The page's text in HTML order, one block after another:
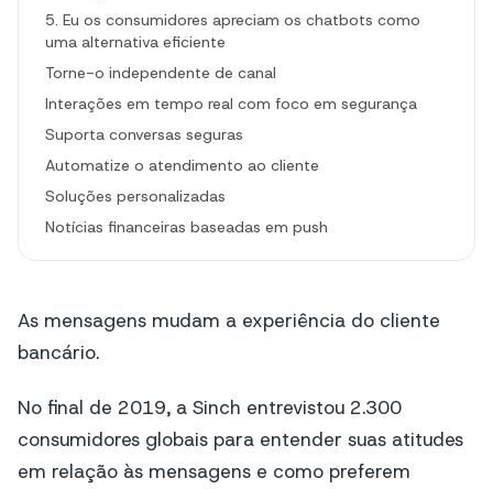
5. Eu os consumidores apreciam os chatbots como
uma alternativa eficiente
Torne-o independente de canal
Interações em tempo real com foco em segurança
Suporta conversas seguras
Automatize o atendimento ao cliente
Soluções personalizadas
Notícias financeiras baseadas em push
As mensagens mudam a experiência do cliente
bancário.
No final de 2019, a Sinch entrevistou 2.300
consumidores globais para entender suas atitudes
em relação às mensagens e como preferem